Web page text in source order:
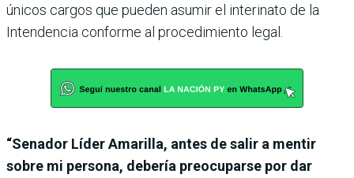
únicos cargos que pueden asumir el interinato de la
Intendencia conforme al procedimiento legal.
“Senador Líder Amarilla, antes de salir a mentir
sobre mi persona, debería preocuparse por dar